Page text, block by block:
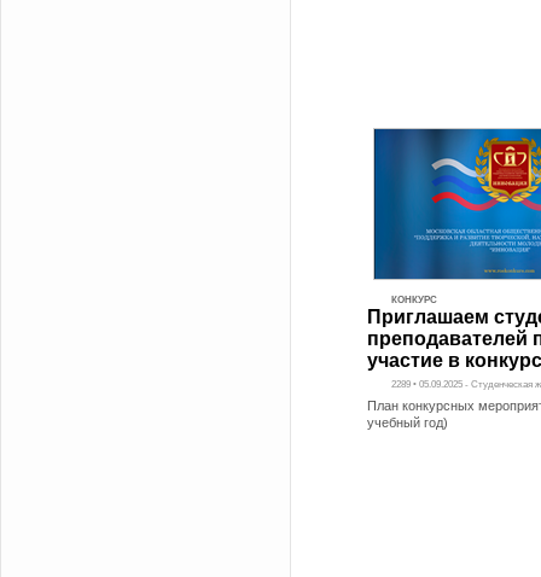
КОНКУРС
Приглашаем
преподавателей
участие в
2289 • 05.09.2025 - Студенческая
План конкурсных
учебный год)